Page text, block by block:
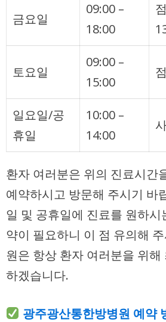
금요일
09:00 –
18:00
토요일
09:00 –
15:00
일요일/공
휴일
10:00 –
14:00
환자 여러분은 위의 진료시간
예약하시고 방문해 주시기 바
일 및 공휴일에 진료를 원하시
약이 필요하니 이 점 유의해
원은 항상 환자 여러분을 위해
하겠습니다.
광주광산통한방병원 예약